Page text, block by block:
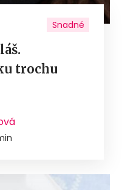
Snadné
trochu